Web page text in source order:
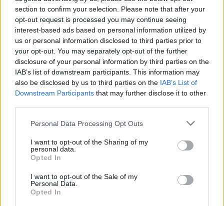
section to confirm your selection. Please note that after your
opt-out request is processed you may continue seeing
interest-based ads based on personal information utilized by
us or personal information disclosed to third parties prior to
your opt-out. You may separately opt-out of the further
disclosure of your personal information by third parties on the
IAB’s list of downstream participants. This information may
also be disclosed by us to third parties on the IAB’s List of
Downstream Participants that may further disclose it to other
Personal Data Processing Opt Outs
I want to opt-out of the Sharing of my
personal data.
Opted In
I want to opt-out of the Sale of my
Personal Data.
Opted In
GAMING HARDWARE
OLED evo C6 για την απόλυτη gaming
εμπειρία
ΕΛΈΝΗ ΣΑΡΑΝΤΆΚΗ
Τι χρειάζεται για να απογειωθεί μια gaming εμπειρία;
Γρήγορη απόκριση, ομαλή κίνηση, εντυπωσιακά γραφικά